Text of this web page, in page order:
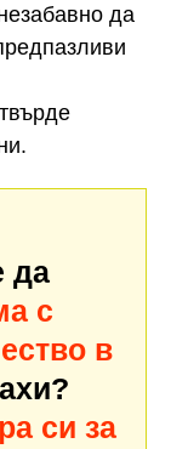
да
да
с
в
си за